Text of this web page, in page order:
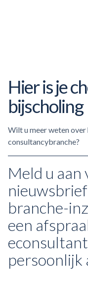
Hier is je
bijscholing
Wilt u meer weten
consultancybranche?
Meld u aan
branche-
een
persoonlijk